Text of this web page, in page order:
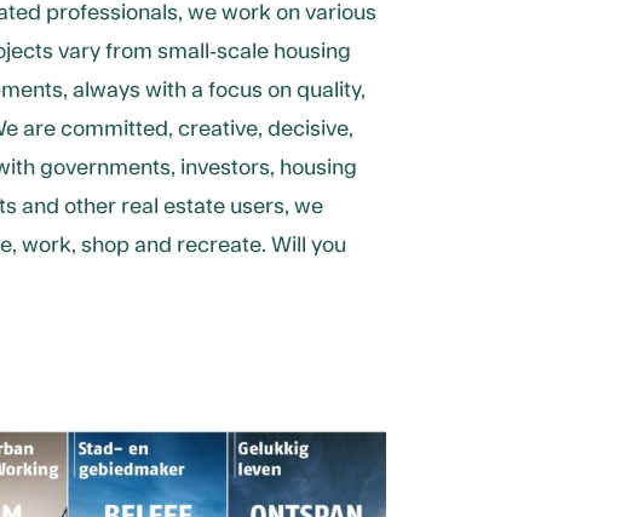
professionals, we work on various
vary from small-scale housing
always with a focus on quality,
are committed, creative, decisive,
governments, investors, housing
and other real estate users, we
work, shop and recreate. Will you